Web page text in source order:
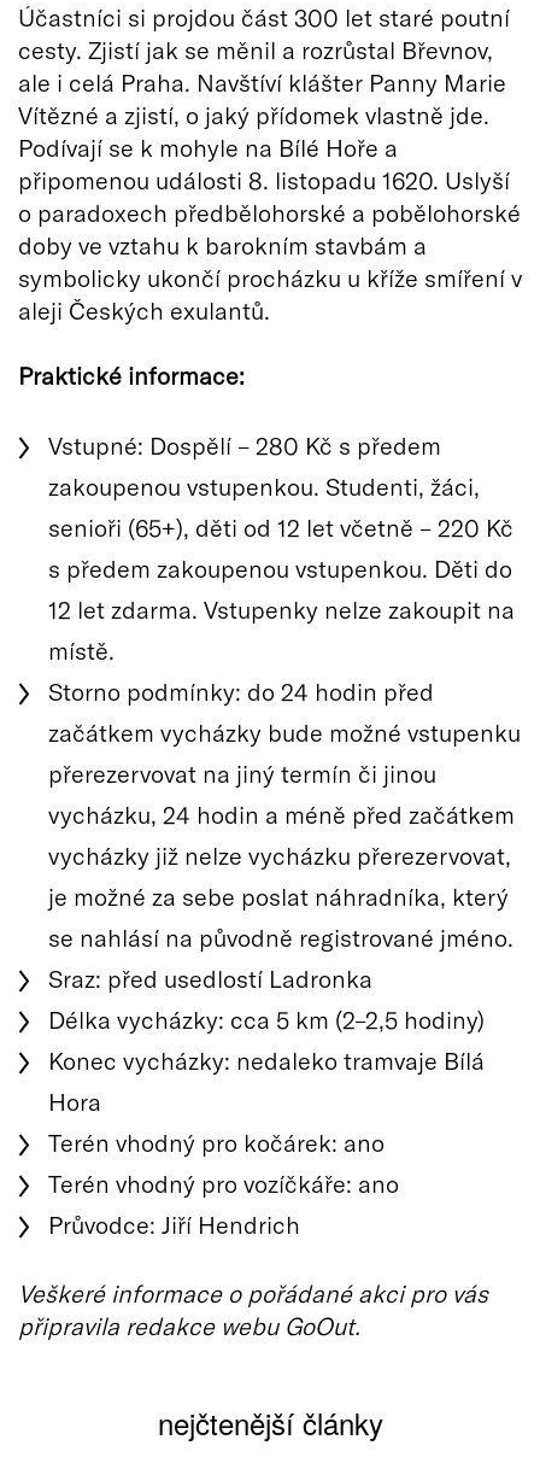
Účastníci si projdou část 300 let staré poutní
cesty. Zjistí jak se měnil a rozrůstal Břevnov,
ale i celá Praha. Navštíví klášter Panny Marie
Vítězné a zjistí, o jaký přídomek vlastně jde.
Podívají se k mohyle na Bílé Hoře a
připomenou události 8. listopadu 1620. Uslyší
o paradoxech předbělohorské a pobělohorské
doby ve vztahu k barokním stavbám a
symbolicky ukončí procházku u kříže smíření v
aleji Českých exulantů.
Praktické informace:
Vstupné: Dospělí – 280 Kč s předem
zakoupenou vstupenkou. Studenti, žáci,
senioři (65+), děti od 12 let včetně – 220 Kč
s předem zakoupenou vstupenkou. Děti do
12 let zdarma. Vstupenky nelze zakoupit na
místě.
Storno podmínky: do 24 hodin před
začátkem vycházky bude možné vstupenku
přerezervovat na jiný termín či jinou
vycházku, 24 hodin a méně před začátkem
vycházky již nelze vycházku přerezervovat,
je možné za sebe poslat náhradníka, který
se nahlásí na původně registrované jméno.
Sraz: před usedlostí Ladronka
Délka vycházky: cca 5 km (2–2,5 hodiny)
Konec vycházky: nedaleko tramvaje Bílá
Hora
Terén vhodný pro kočárek: ano
Terén vhodný pro vozíčkáře: ano
Průvodce: Jiří Hendrich
Veškeré informace o pořádané akci pro vás
připravila redakce webu GoOut.
nejčtenější články